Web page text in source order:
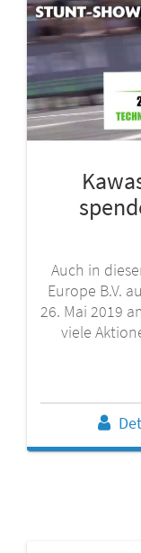
Auch in
Europe B.V.
26. Mai 2019
viele